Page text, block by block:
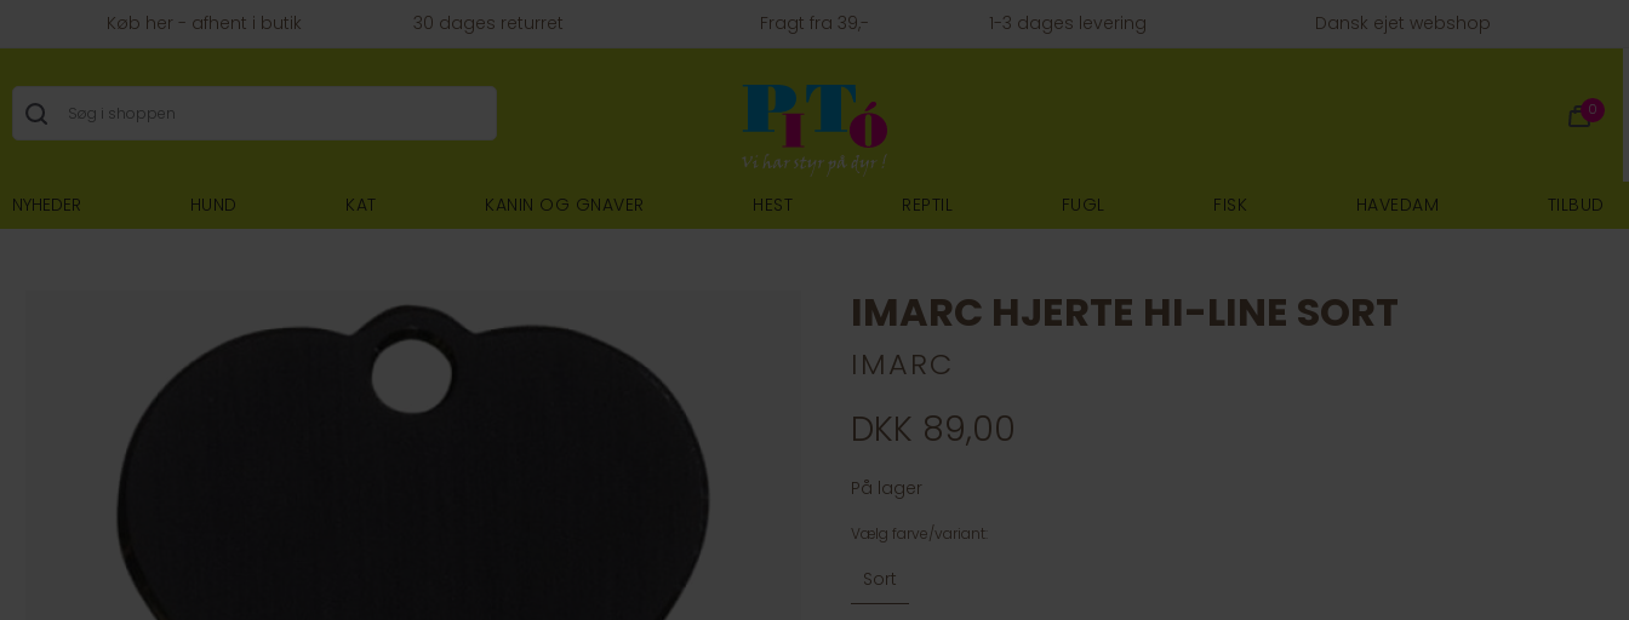
Køb her - afhent i butik 30 dages returret Fragt fra 39,- 1-3 dages levering Dansk ejet webshop
0
NYHEDER HUND KAT KANIN OG GNAVER HEST REPTIL FUGL FISK HAVEDAM TILBUD
IMARC HJERTE HI-LINE SORT
IMARC
DKK 89,00
På lager
Vælg farve/variant:
Sort